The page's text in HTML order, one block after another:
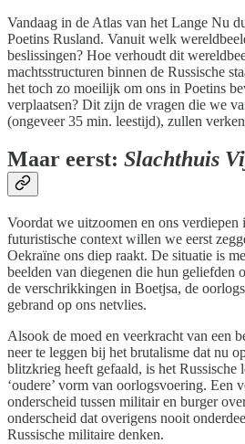
Vandaag in de Atlas van het Lange Nu
Poetins Rusland. Vanuit welk
beslissingen? Hoe verhoudt dit
machtsstructuren binnen de Russische
het toch zo moeilijk om ons in Poetins
verplaatsen? Dit zijn de vragen die we
(ongeveer 35 min. leestijd), zullen
Maar eerst: Slachthuis
Voordat we uitzoomen en ons verdiepen
futuristische context willen we eerst
Oekraïne ons diep raakt. De situatie is
beelden van diegenen die hun geliefden
de verschrikkingen in Boetjsa, de
gebrand op ons netvlies.
Alsook de moed en veerkracht van een
neer te leggen bij het brutalisme dat nu
blitzkrieg heeft gefaald, is het Russische
‘oudere’ vorm van oorlogsvoering. Een
onderscheid tussen militair en burger
onderscheid dat overigens nooit
Russische militaire denken.